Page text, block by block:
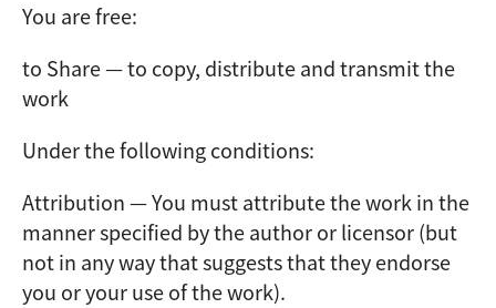
You are free:
to Share — to copy, distribute and transmit the
work
Under the following conditions:
Attribution — You must attribute the work in the
manner specified by the author or licensor (but
not in any way that suggests that they endorse
you or your use of the work).